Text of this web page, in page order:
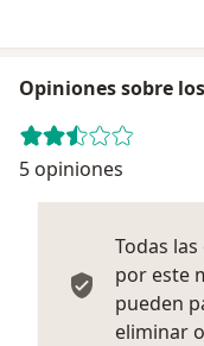
Opiniones sobre
5 opiniones
Todas
por este
pueden
eliminar